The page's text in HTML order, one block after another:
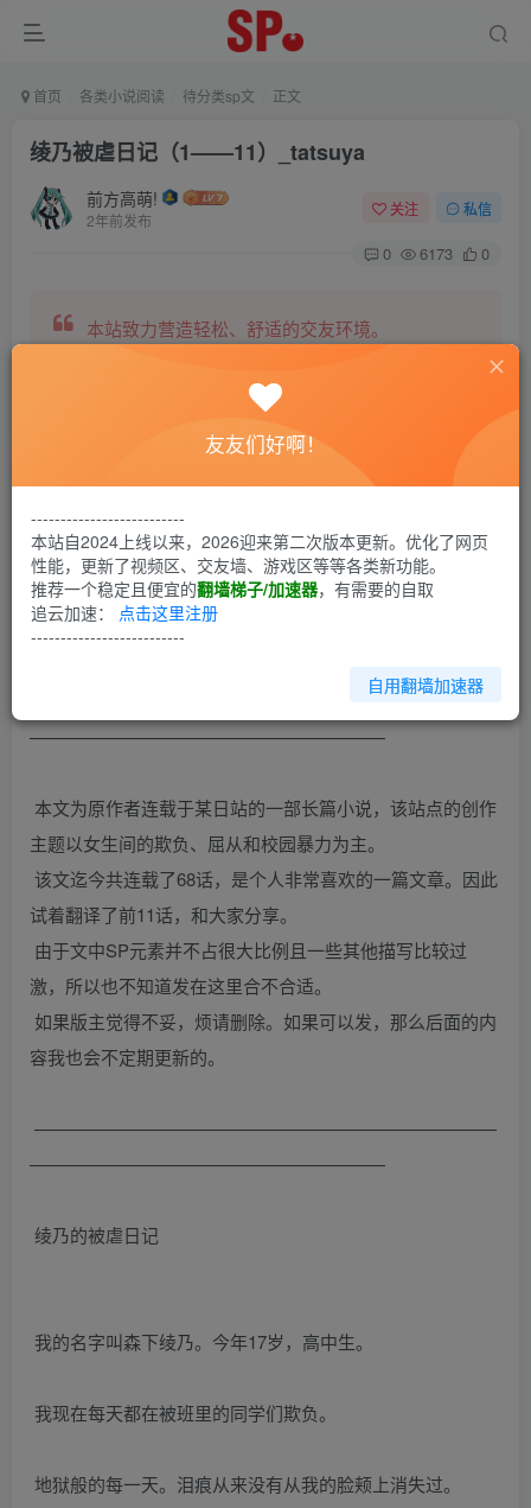
首页 各类小说阅读 待分类sp文 正文
绫乃被虐日记（1——11）_tatsuya
前方高萌!
2年前发布
关注 私信
0 6173 0
本站致力营造轻松、舒适的交友环境。
另有小说阅读站点，网罗包括训诫文、腐文在内的
第1回
原作：keiko（日本）
翻译：tatsuya
——————————————————————————
————————————————————
本文为原作者连载于某日站的一部长篇小说，该站点的创作
主题以女生间的欺负、屈从和校园暴力为主。
该文迄今共连载了68话，是个人非常喜欢的一篇文章。因此
试着翻译了前11话，和大家分享。
由于文中SP元素并不占很大比例且一些其他描写比较过
激，所以也不知道发在这里合不合适。
如果版主觉得不妥，烦请删除。如果可以发，那么后面的内
容我也会不定期更新的。
——————————————————————————
————————————————————
绫乃的被虐日记
我的名字叫森下绫乃。今年17岁，高中生。
我现在每天都在被班里的同学们欺负。
地狱般的每一天。泪痕从来没有从我的脸颊上消失过。
友友们好啊！
--------------------------
本站自2024上线以来，2026迎来第二次版本更新。优化了网页
性能，更新了视频区、交友墙、游戏区等等各类新功能。
推荐一个稳定且便宜的翻墙梯子/加速器，有需要的自取
追云加速： 点击这里注册
--------------------------
自用翻墙加速器